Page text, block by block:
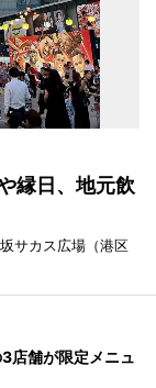
縁日、地元飲
サカス広場（港区
店舗が限定メニュ